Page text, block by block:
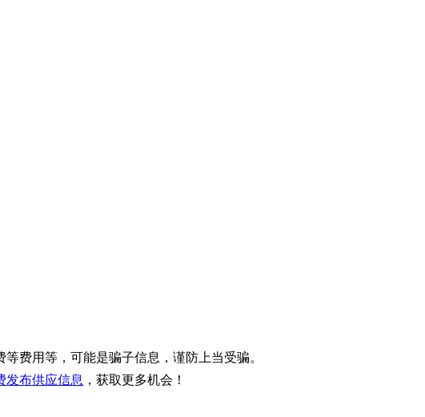
费用等，可能是骗子信息，谨防上当受骗。
发布供应信息 ，获取更多机会！